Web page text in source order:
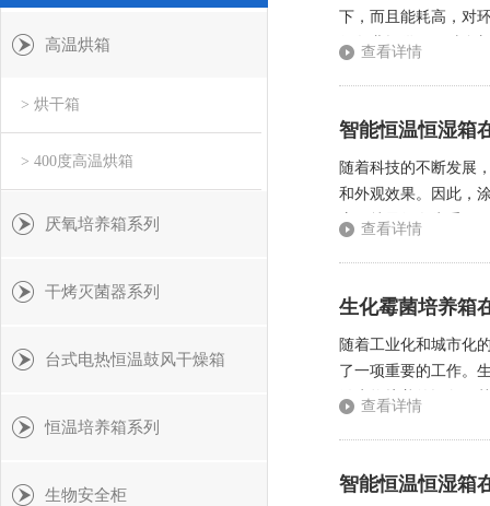
下，而且能耗高，对
行各业提供了一种全
查看详情
智能恒温恒湿箱
随着科技的不断发展
和外观效果。因此，
应用就显得尤为重要
查看详情
生化霉菌培养箱
随着工业化和城市化
了一项重要的工作。
微生物培养的设备，
查看详情
智能恒温恒湿箱
高温烘箱
> 烘干箱
> 400度高温烘箱
厌氧培养箱系列
干烤灭菌器系列
台式电热恒温鼓风干燥箱
恒温培养箱系列
生物安全柜